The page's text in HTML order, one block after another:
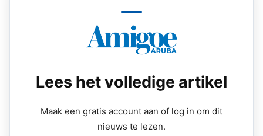
Lees het volledige artikel
Maak een gratis account aan of log in om dit
nieuws te lezen.